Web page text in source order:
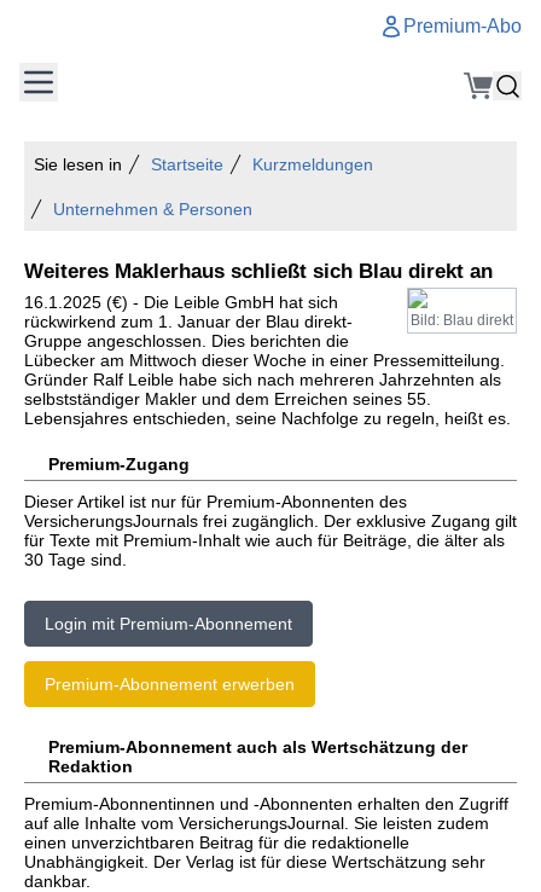
Premium-Abo
Sie lesen in Startseite Kurzmeldungen
Unternehmen & Personen
Weiteres Maklerhaus schließt sich Blau direkt an
Bild: Blau direkt
16.1.2025 (€) - Die Leible GmbH hat sich
rückwirkend zum 1. Januar der Blau direkt-
Gruppe angeschlossen. Dies berichten die
Lübecker am Mittwoch dieser Woche in einer Pressemitteilung.
Gründer Ralf Leible habe sich nach mehreren Jahrzehnten als
selbstständiger Makler und dem Erreichen seines 55.
Lebensjahres entschieden, seine Nachfolge zu regeln, heißt es.
Premium-Zugang
Dieser Artikel ist nur für Premium-Abonnenten des
VersicherungsJournals frei zugänglich. Der exklusive Zugang gilt
für Texte mit Premium-Inhalt wie auch für Beiträge, die älter als
30 Tage sind.
Login mit Premium-Abonnement
Premium-Abonnement erwerben
Premium-Abonnement auch als Wertschätzung der
Redaktion
Premium-Abonnentinnen und -Abonnenten erhalten den Zugriff
auf alle Inhalte vom VersicherungsJournal. Sie leisten zudem
einen unverzichtbaren Beitrag für die redaktionelle
Unabhängigkeit. Der Verlag ist für diese Wertschätzung sehr
dankbar.